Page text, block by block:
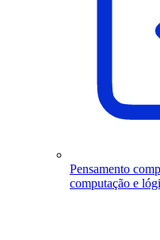
Pensamento
computação e